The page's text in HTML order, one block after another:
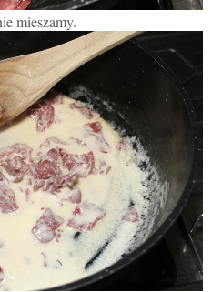
mieszamy.